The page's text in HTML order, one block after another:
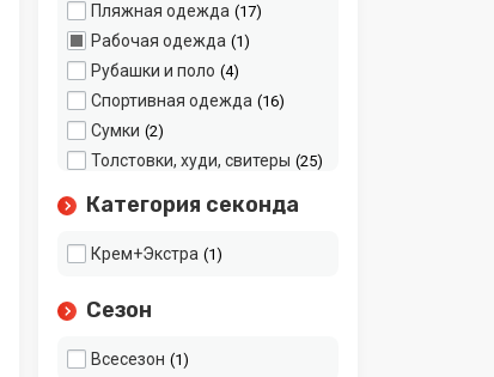
Пляжная одежда 17
Рабочая одежда 1
Рубашки и поло 4
Спортивная одежда 16
Сумки 2
Толстовки, худи, свитеры 25
Футболки и майки
Шапки, шарфы, перчатки
Юбки 8
Категория секонда
Крем+Экстра 1
Сезон
Всесезон 1